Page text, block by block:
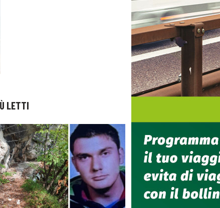
LETTI